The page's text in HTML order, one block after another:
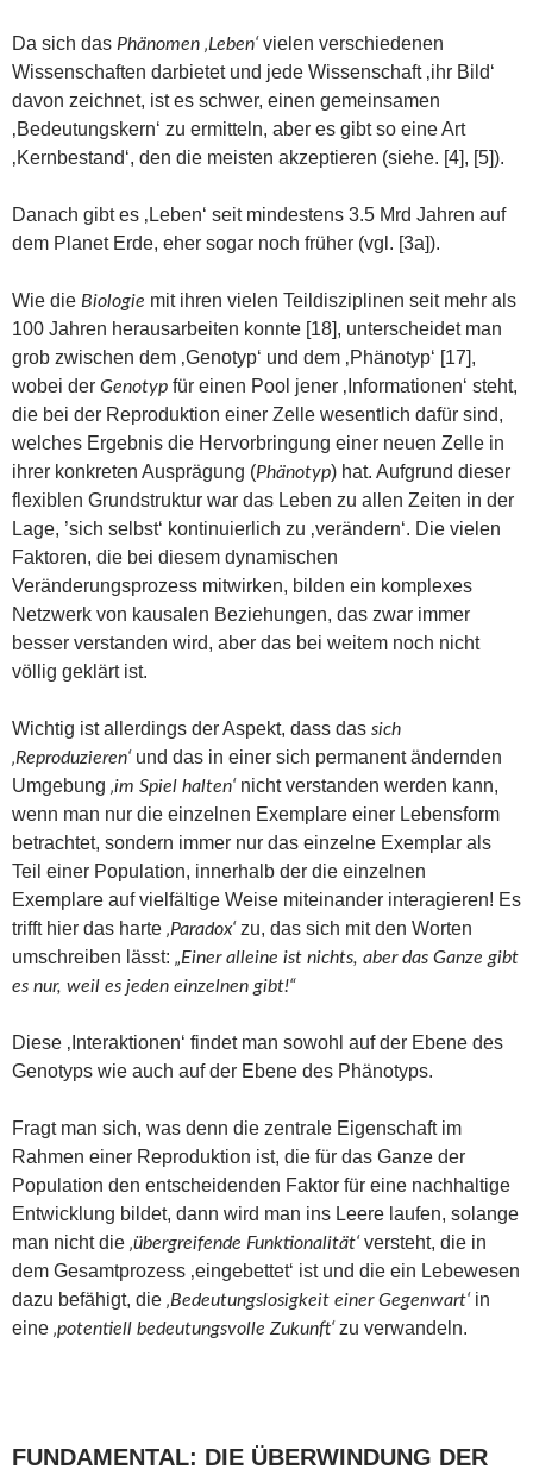
Da sich das Phänomen ‚Leben‘ vielen verschiedenen
Wissenschaften darbietet und jede Wissenschaft ‚ihr Bild‘
davon zeichnet, ist es schwer, einen gemeinsamen
‚Bedeutungskern‘ zu ermitteln, aber es gibt so eine Art
‚Kernbestand‘, den die meisten akzeptieren (siehe. [4], [5]).
Danach gibt es ‚Leben‘ seit mindestens 3.5 Mrd Jahren auf
dem Planet Erde, eher sogar noch früher (vgl. [3a]).
Wie die Biologie mit ihren vielen Teildisziplinen seit mehr als
100 Jahren herausarbeiten konnte [18], unterscheidet man
grob zwischen dem ‚Genotyp‘ und dem ‚Phänotyp‘ [17],
wobei der Genotyp für einen Pool jener ‚Informationen‘ steht,
die bei der Reproduktion einer Zelle wesentlich dafür sind,
welches Ergebnis die Hervorbringung einer neuen Zelle in
ihrer konkreten Ausprägung (Phänotyp) hat. Aufgrund dieser
flexiblen Grundstruktur war das Leben zu allen Zeiten in der
Lage, ’sich selbst‘ kontinuierlich zu ‚verändern‘. Die vielen
Faktoren, die bei diesem dynamischen
Veränderungsprozess mitwirken, bilden ein komplexes
Netzwerk von kausalen Beziehungen, das zwar immer
besser verstanden wird, aber das bei weitem noch nicht
völlig geklärt ist.
Wichtig ist allerdings der Aspekt, dass das sich
‚Reproduzieren‘ und das in einer sich permanent ändernden
Umgebung ‚im Spiel halten‘ nicht verstanden werden kann,
wenn man nur die einzelnen Exemplare einer Lebensform
betrachtet, sondern immer nur das einzelne Exemplar als
Teil einer Population, innerhalb der die einzelnen
Exemplare auf vielfältige Weise miteinander interagieren! Es
trifft hier das harte ‚Paradox‘zu, das sich mit den Worten
umschreiben lässt: „Einer alleine ist nichts, aber das Ganze gibt
es nur, weil es jeden einzelnen gibt!“
Diese ‚Interaktionen‘ findet man sowohl auf der Ebene des
Genotyps wie auch auf der Ebene des Phänotyps.
Fragt man sich, was denn die zentrale Eigenschaft im
Rahmen einer Reproduktion ist, die für das Ganze der
Population den entscheidenden Faktor für eine nachhaltige
Entwicklung bildet, dann wird man ins Leere laufen, solange
man nicht die ‚übergreifende Funktionalität‘ versteht, die in
dem Gesamtprozess ‚eingebettet‘ ist und die ein Lebewesen
dazu befähigt, die ‚Bedeutungslosigkeit einer Gegenwart‘ in
eine ‚potentiell bedeutungsvolle Zukunft‘ zu verwandeln.
FUNDAMENTAL: DIE ÜBERWINDUNG DER